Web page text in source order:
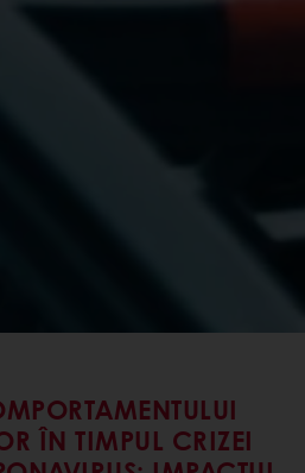
ÎN TIMPUL CRIZEI